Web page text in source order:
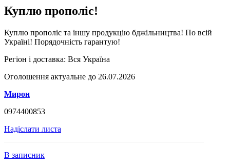
Куплю прополіс!
Куплю прополіс та іншу продукцію бджільництва! По всій
Україні! Порядочність гарантую!
Регіон і доставка: Вся Україна
Оголошення актуальне до 26.07.2026
Мирон
0974400853
Надіслати листа
В записник